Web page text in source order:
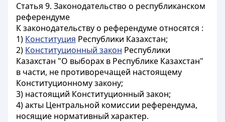
Статья 9. Законодательство о республиканском
референдуме
К законодательству о референдуме относятся :
1) Конституция Республики Казахстан;
2) Конституционный закон Республики
Казахстан "О выборах в Республике Казахстан"
в части, не противоречащей настоящему
Конституционному закону;
3) настоящий Конституционный закон;
4) акты Центральной комиссии референдума,
носящие нормативный характер.